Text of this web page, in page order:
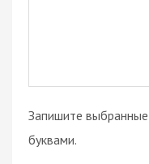
Запишите
буквами.